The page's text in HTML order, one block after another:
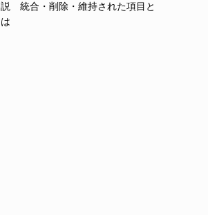
説 統合・削除・維持された項目と
は